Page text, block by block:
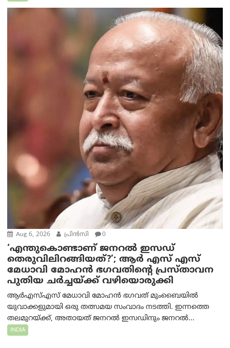
Aug 6, 2026 പ്രിന്‍സി 0
‘എന്തുകൊണ്ടാണ് ജനറൽ ഇസഡ്
തെരുവിലിറങ്ങിയത്?’; ആര്‍ എസ് എസ്
മേധാവി മോഹൻ ഭഗവതിന്റെ പ്രസ്താവന
പുതിയ ചര്‍ച്ചയ്ക്ക് വഴിയൊരുക്കി
ആർ‌എസ്‌എസ് മേധാവി മോഹൻ ഭഗവത് മുംബൈയിൽ
യുവാക്കളുമായി ഒരു തത്സമയ സംവാദം നടത്തി. ഇന്നത്തെ
തലമുറയ്ക്ക്, അതായത് ജനറൽ ഇസഡിനും ജനറൽ...
INDIA